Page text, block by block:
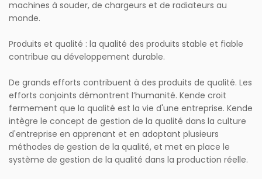
machines à souder, de chargeurs et de radiateurs au
monde.
Produits et qualité : la qualité des produits stable et fiable
contribue au développement durable.
De grands efforts contribuent à des produits de qualité. Les
efforts conjoints démontrent l’humanité. Kende croit
fermement que la qualité est la vie d'une entreprise. Kende
intègre le concept de gestion de la qualité dans la culture
d'entreprise en apprenant et en adoptant plusieurs
méthodes de gestion de la qualité, et met en place le
système de gestion de la qualité dans la production réelle.